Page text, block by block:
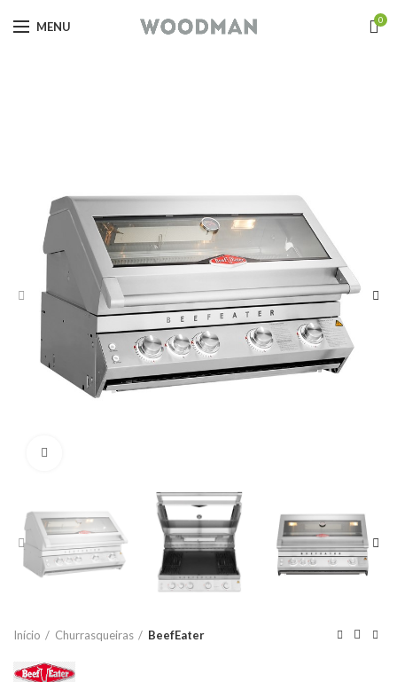
MENU 0
Início Churrasqueiras BeefEater